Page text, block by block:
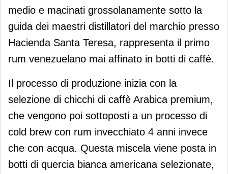
medio e macinati grossolanamente sotto la
guida dei maestri distillatori del marchio presso
Hacienda Santa Teresa, rappresenta il primo
rum venezuelano mai affinato in botti di caffè.
Il processo di produzione inizia con la
selezione di chicchi di caffè Arabica premium,
che vengono poi sottoposti a un processo di
cold brew con rum invecchiato 4 anni invece
che con acqua. Questa miscela viene posta in
botti di quercia bianca americana selezionate,